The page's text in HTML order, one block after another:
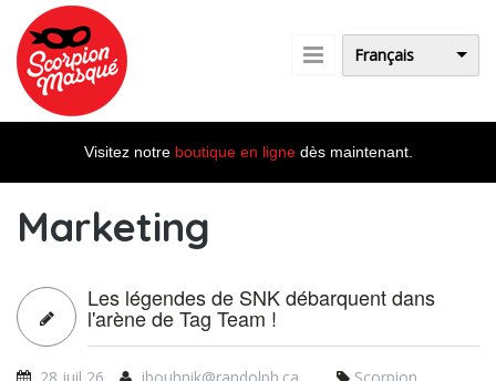
Aller au contenu principal
Français
Visitez notre boutique en lignedès maintenant.
Marketing
Les légendes de SNK débarquent dans
l'arène de Tag Team !